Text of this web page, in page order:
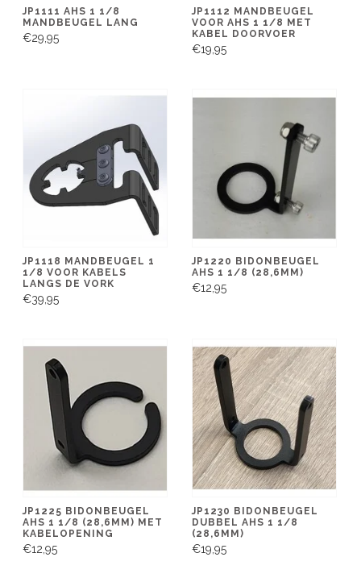
JP1111 AHS 1 1/8
MANDBEUGEL LANG
€29,95
JP1112 MANDBEUGEL
VOOR AHS 1 1/8 MET
KABEL DOORVOER
€19,95
JP1118 MANDBEUGEL 1
1/8 VOOR KABELS
LANGS DE VORK
€39,95
JP1220 BIDONBEUGEL
AHS 1 1/8 (28,6MM)
€12,95
JP1225 BIDONBEUGEL
AHS 1 1/8 (28,6MM) MET
KABELOPENING
€12,95
JP1230 BIDONBEUGEL
DUBBEL AHS 1 1/8
(28,6MM)
€19,95